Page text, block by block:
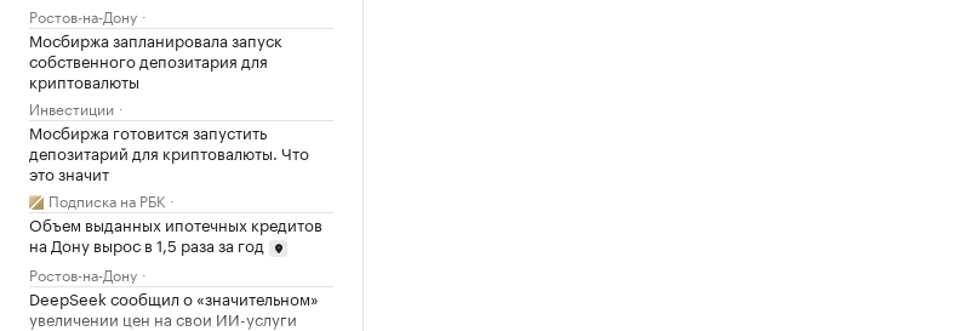
Ростов-на-Дону
Мосбиржа запланировала запуск
собственного депозитария для
криптовалюты
Инвестиции
Мосбиржа готовится запустить
депозитарий для криптовалюты. Что
это значит
Подписка на РБК
Объем выданных ипотечных кредитов
на Дону вырос в 1,5 раза за год
Ростов-на-Дону
DeepSeek сообщил о «значительном»
увеличении цен на свои ИИ-услуги